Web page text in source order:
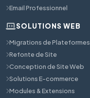
Email Professionnel
SOLUTIONS WEB
Migrations de Plateformes
Refonte de Site
Conception de Site Web
Solutions E-commerce
Modules & Extensions